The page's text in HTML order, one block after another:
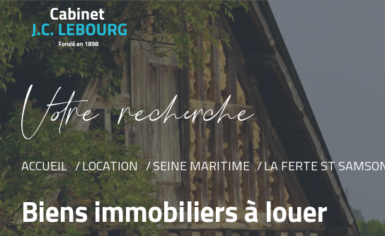
Vore recece
ACCUEIL LOCATION SEINE MARITIME LA FERTE ST
Biens immobiliers à louer